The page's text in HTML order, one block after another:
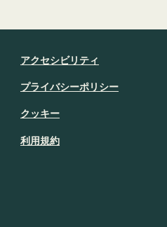
アクセシビリティ
プライバシーポリシー
クッキー
利用規約